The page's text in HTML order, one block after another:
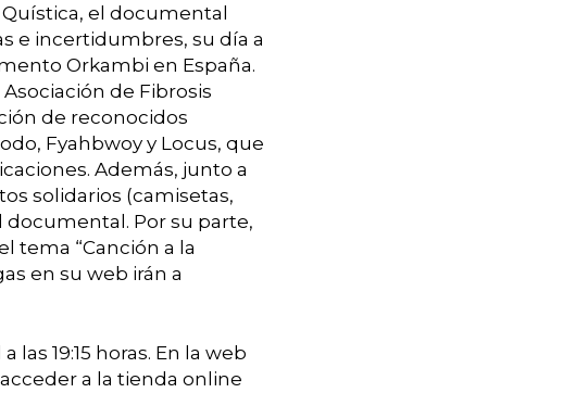
el documental
e incertidumbres, su día a
Orkambi en España.
de Fibrosis
de reconocidos
Fyahbwoy y Locus, que
Además, junto a
solidarios (camisetas,
documental. Por su parte,
tema “Canción a la
en su web irán a
19:15 horas. En la web
a la tienda online